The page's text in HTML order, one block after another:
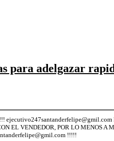
para adelgazar
EL VENDEDOR, POR LO MENOS
!!!!!